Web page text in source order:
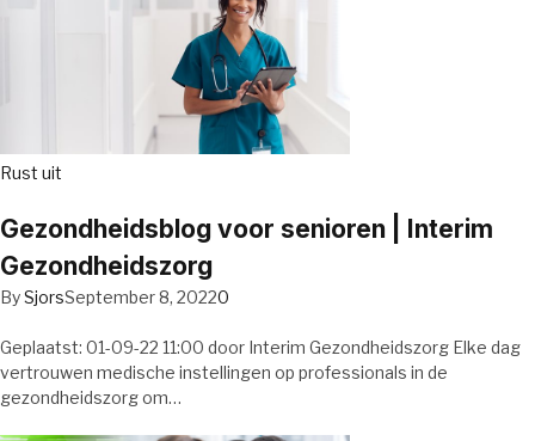
Rust uit
Gezondheidsblog voor senioren | Interim
Gezondheidszorg
BySjorsSeptember 8, 20220
Geplaatst: 01-09-22 11:00 door Interim Gezondheidszorg Elke dag
vertrouwen medische instellingen op professionals in de
gezondheidszorg om…